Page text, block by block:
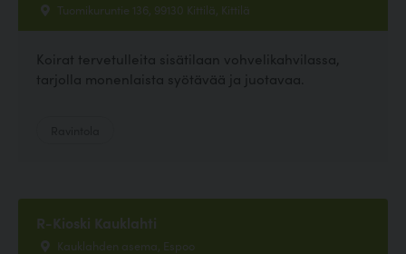
Tuomikuruntie 136, 99130 Kittilä, Kittilä
Koirat tervetulleita sisätilaan vohvelikahvilassa,
tarjolla monenlaista syötävää ja juotavaa.
R-Kioski Kauklahti
Kauklahden asema, Espoo